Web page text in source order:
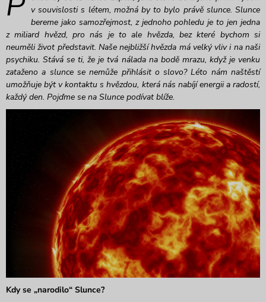
v souvislosti s létem, možná by to bylo právě slunce. Slunce
bereme jako samozřejmost, z jednoho pohledu je to jen jedna
z miliard hvězd, pro nás je to ale hvězda, bez které bychom si
neuměli život představit. Naše nejbližší hvězda má velký vliv i na naši
psychiku. Stává se ti, že je tvá nálada na bodě mrazu, když je venku
zataženo a slunce se nemůže přihlásit o slovo? Léto nám naštěstí
umožňuje být v kontaktu s hvězdou, která nás nabíjí energii a radostí,
každý den. Pojďme se na Slunce podívat blíže.
Kdy se „narodilo“ Slunce?